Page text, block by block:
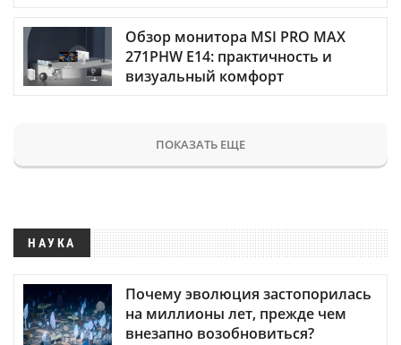
Обзор монитора MSI PRO MAX
271PHW E14: практичность и
визуальный комфорт
ПОКАЗАТЬ ЕЩЕ
НАУКА
Почему эволюция застопорилась
на миллионы лет, прежде чем
внезапно возобновиться?